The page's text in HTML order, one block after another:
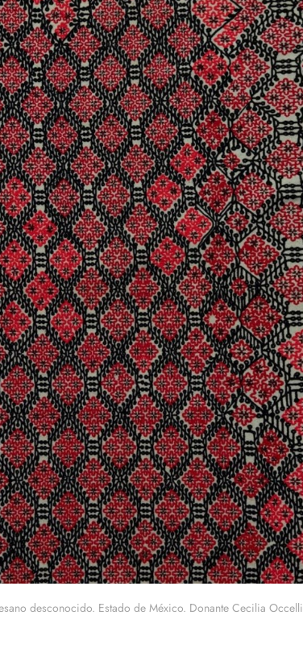
desconocido. Estado de México. Donante Cecilia